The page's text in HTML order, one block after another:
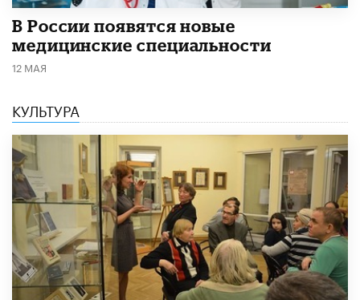
В России появятся новые
медицинские специальности
12 МАЯ
КУЛЬТУРА